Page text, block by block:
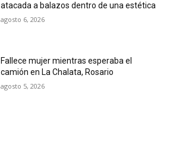
atacada a balazos dentro de una estética
agosto 6, 2026
Fallece mujer mientras esperaba el
camión en La Chalata, Rosario
agosto 5, 2026